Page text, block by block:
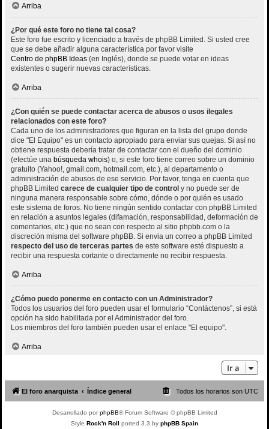
Arriba
¿Por qué este foro no tiene tal cosa?
Este foro fue escrito y licenciado a través de phpBB Limited. Si usted cree
que se debe añadir alguna característica por favor visite
Centro de phpBB Ideas (en Inglés), donde se puede votar en ideas
existentes o sugerir nuevas características.
Arriba
¿Con quién se puede contactar acerca de abusos o usos ilegales
relacionados con este foro?
Cada uno de los administradores que figuran en la lista del grupo donde
dice "El Equipo" es un contacto apropiado para enviar sus quejas. Si así no
obtiene respuesta debería tratar de contactar con el dueño del dominio
(efectúe una búsqueda whois) o, si este foro tiene correo sobre un dominio
gratuito (Yahoo!, gmail.com, hotmail.com, etc.), al departamento o
administración de abusos de ese servicio. Por favor, tenga en cuenta que
phpBB Limited carece de cualquier tipo de control y no puede ser de
ninguna manera responsable sobre cómo, dónde o por quién es usado
este sistema de foros. No tiene ningún sentido contactar con phpBB Limited
en relación a asuntos legales (difamación, responsabilidad, deformación de
comentarios, etc.) que no sean con respecto al sitio phpbb.com o la
discreción misma del software phpBB. Si envia un correo a phpBB Limited
respecto del uso de terceras partes de este software esté dispuesto a
recibir una respuesta cortante o directamente no recibir respuesta.
Arriba
¿Cómo puedo ponerme en contacto con un Administrador?
Todos los usuarios del foro pueden usar el formulario “Contáctenos”, si está
opción ha sido habilitada por el Administrador del foro.
Los miembros del foro también pueden usar el enlace "El equipo".
Arriba
Ir a
El foro anarquista Índice general Todos los horarios son UTC
Desarrollado porphpBB® Forum Software © phpBB Limited
Style Rock'n Roll ported 3.3 by phpBB Spain